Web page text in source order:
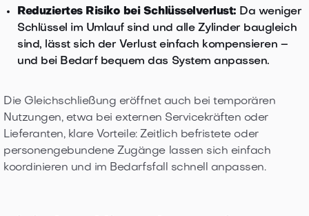
Reduziertes Risiko bei Schlüsselverlust: Da weniger
Schlüssel im Umlauf sind und alle Zylinder baugleich
sind, lässt sich der Verlust einfach kompensieren –
und bei Bedarf bequem das System anpassen.
Die Gleichschließung eröffnet auch bei temporären
Nutzungen, etwa bei externen Servicekräften oder
Lieferanten, klare Vorteile: Zeitlich befristete oder
personengebundene Zugänge lassen sich einfach
koordinieren und im Bedarfsfall schnell anpassen.